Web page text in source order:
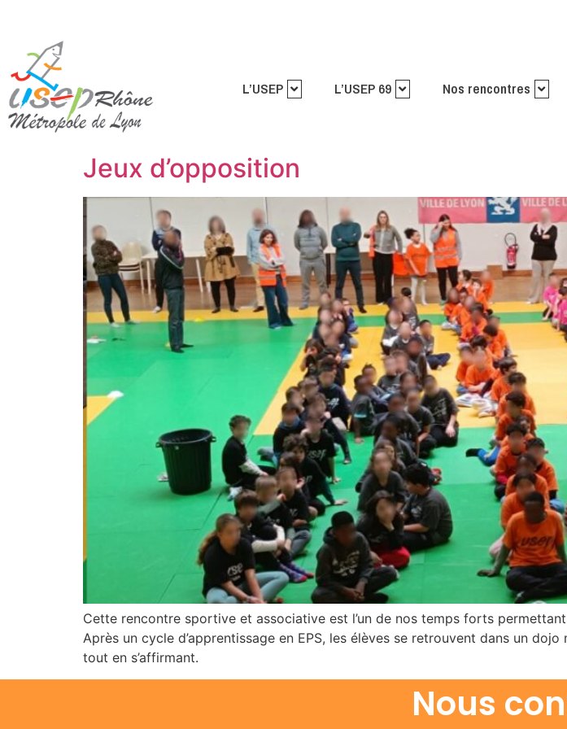
L’USEP L’USEP 69 Nos rencontres
Jeux d’opposition
Cette rencontre sportive et associative est l’un de nos temps forts
Après un cycle d’apprentissage en EPS, les élèves se retrouvent dans un
tout en s’affirmant.
Nous